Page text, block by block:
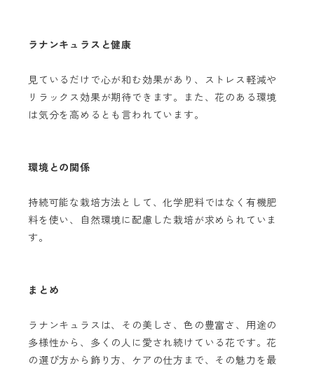
ラナンキュラスと健康
見ているだけで心が和む効果があり、ストレス軽減や
リラックス効果が期待できます。また、花のある環境
は気分を高めるとも言われています。
環境との関係
持続可能な栽培方法として、化学肥料ではなく有機肥
料を使い、自然環境に配慮した栽培が求められていま
す。
まとめ
ラナンキュラスは、その美しさ、色の豊富さ、用途の
多様性から、多くの人に愛され続けている花です。花
の選び方から飾り方、ケアの仕方まで、その魅力を最